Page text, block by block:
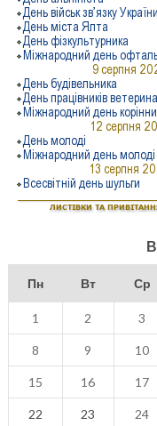
Пн Вт Ср
1 2 3
8 9 10
15 16 17
22 23 24